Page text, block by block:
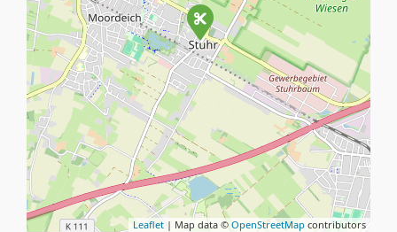
Leaflet| Map data © OpenStreetMap contributors